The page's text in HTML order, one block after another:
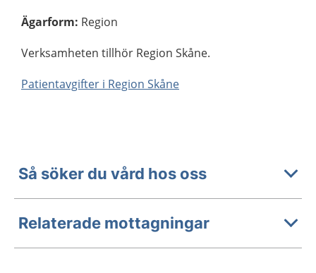
Ägarform: Region
Verksamheten tillhör Region Skåne.
Patientavgifter i Region Skåne
Så söker du vård hos oss
Relaterade mottagningar